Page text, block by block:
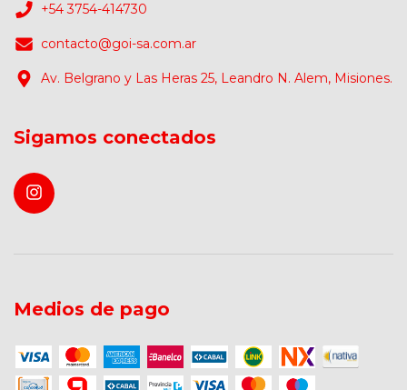
+54 3754-414730
contacto@goi-sa.com.ar
Av. Belgrano y Las Heras 25, Leandro N. Alem, Misiones.
Sigamos conectados
Medios de pago